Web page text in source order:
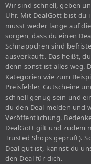
Wir sind schnell, geben
Uhr. Mit DealGott bist du
musst weder lange auf
sorgen, dass du einen
Schnäppchen sind
ausverkauft. Das heißt,
denn sonst ist alles weg.
Kategorien wie zum
Preisfehler, Gutscheine
schnell genug sein und
du den Deal melden und
Veröffentlichung.
DealGott gilt und zudem
Trusted Shops geprüft).
Deal gut ist, kannst du
den Deal für dich.